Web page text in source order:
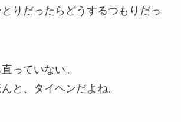
りだったらどうするつもりだっ
っていない。
と、タイヘンだよね。